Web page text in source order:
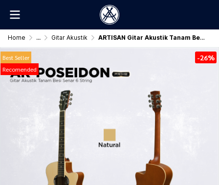
Home ... Gitar Akustik ARTISAN Gitar Akustik Tanam Besi ( AR - POSEIDON Prime )
Best Seller
Recomended
-26%